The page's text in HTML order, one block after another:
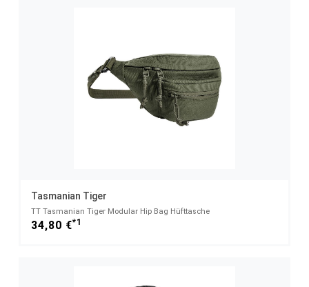
Tasmanian Tiger
TT Tasmanian Tiger Modular Hip Bag Hüfttasche
34,80 €*1